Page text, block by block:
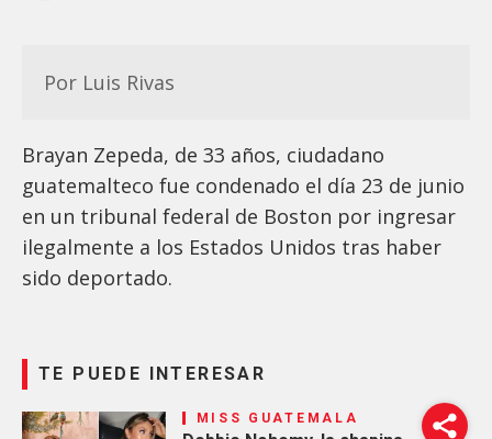
Por Luis Rivas
Brayan Zepeda, de 33 años, ciudadano
guatemalteco fue condenado el día 23 de junio
en un tribunal federal de Boston por ingresar
ilegalmente a los Estados Unidos tras haber
sido deportado.
TE PUEDE INTERESAR
MISS GUATEMALA